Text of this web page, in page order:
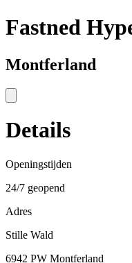
Fastned
Montferland
Details
Openingstijden
24/7 geopend
Adres
Stille Wald
6942 PW Montferland